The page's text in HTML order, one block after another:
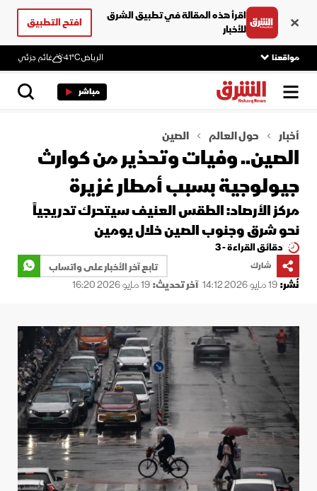
اقرأ هذه المقالة في تطبيق الشرق
للأخبار
افتح التطبيق
مواقعنا الرياض41°C غائم جزئي
مباشر
أخبار حول العالم الصين
الصين.. وفيات وتحذير من كوارث
جيولوجية بسبب أمطار غزيرة
مركز الأرصاد: الطقس العنيف سيتحرك تدريجياً
نحو شرق وجنوب الصين خلال يومين
دقائق القراءة - 3
شارك
تابع آخر الأخبار على واتساب
نُشر:19 مايو 2026 14:12 آخر تحديث:19 مايو 2026 16:20